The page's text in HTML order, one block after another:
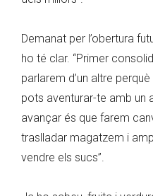
Demanat per l’obertura
ho té clar. “Primer
parlarem d’un altre
pots aventurar-te amb un
avançar és que farem
traslladar magatzem i
vendre els sucs”.